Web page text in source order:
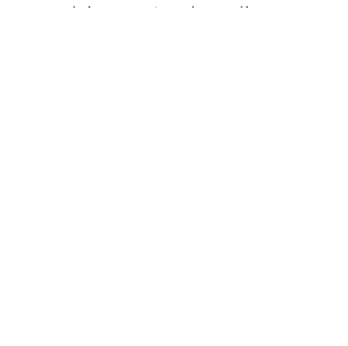
azelainsyre uten de vanlige,